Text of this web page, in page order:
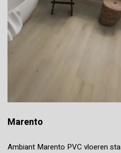
Marento
Ambiant Marento PVC vloeren